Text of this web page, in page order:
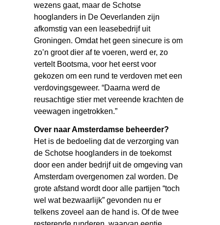
wezens gaat, maar de Schotse
hooglanders in De Oeverlanden zijn
afkomstig van een leasebedrijf uit
Groningen. Omdat het geen sinecure is om
zo’n groot dier af te voeren, werd er, zo
vertelt Bootsma, voor het eerst voor
gekozen om een rund te verdoven met een
verdovingsgeweer. “Daarna werd de
reusachtige stier met vereende krachten de
veewagen ingetrokken.”
Over naar Amsterdamse beheerder?
Het is de bedoeling dat de verzorging van
de Schotse hooglanders in de toekomst
door een ander bedrijf uit de omgeving van
Amsterdam overgenomen zal worden. De
grote afstand wordt door alle partijen “toch
wel wat bezwaarlijk” gevonden nu er
telkens zoveel aan de hand is. Of de twee